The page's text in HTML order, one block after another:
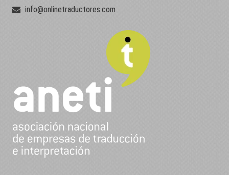
info@onlinetraductores.com